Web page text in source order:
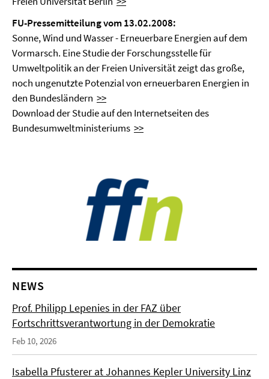
FU-Pressemitteilung vom 13.02.2008:
Sonne, Wind und Wasser - Erneuerbare Energien auf dem
Vormarsch. Eine Studie der Forschungsstelle für
Umweltpolitik an der Freien Universität zeigt das große,
noch ungenutzte Potenzial von erneuerbaren Energien in
den Bundesländern >>
Download der Studie auf den Internetseiten des
Bundesumweltministeriums >>
NEWS
Prof. Philipp Lepenies in der FAZ über
Fortschrittsverantwortung in der Demokratie
Feb 10, 2026
Isabella Pfusterer at Johannes Kepler University Linz